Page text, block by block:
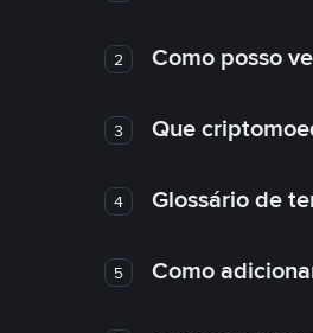
2 Como posso
3 Que
4 Glossário de
5 Como